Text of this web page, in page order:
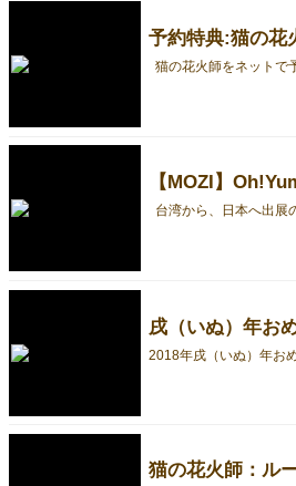
予約特典:猫の花
戌（いぬ）年お
猫の花火師：ル